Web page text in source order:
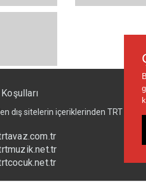
dış sitelerin içeriklerinden TRT